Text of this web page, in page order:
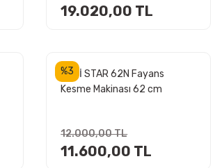
19.020,00 TL
%3
RUBİ STAR 62N Fayans
Kesme Makinası 62 cm
12.000,00 TL
11.600,00 TL